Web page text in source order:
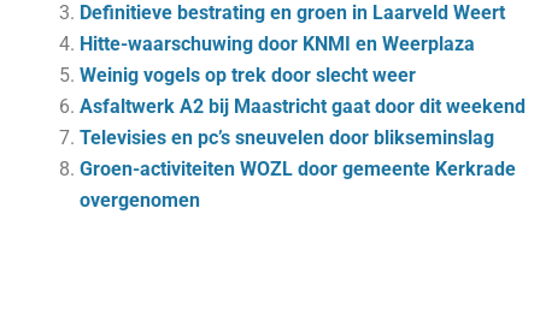
Definitieve bestrating en groen in Laarveld Weert
Hitte-waarschuwing door KNMI en Weerplaza
Weinig vogels op trek door slecht weer
Asfaltwerk A2 bij Maastricht gaat door dit weekend
Televisies en pc’s sneuvelen door blikseminslag
Groen-activiteiten WOZL door gemeente Kerkrade
overgenomen